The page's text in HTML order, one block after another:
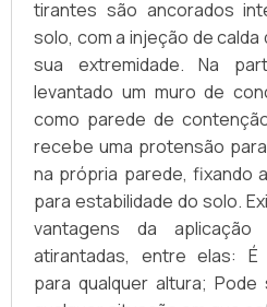
tirantes são ancorados
solo, com a injeção de calda
sua extremidade. Na
levantado um muro de
como parede de
recebe uma protensão
na própria parede, fixando
para estabilidade do solo.
vantagens da aplicação
atirantadas, entre elas: É
para qualquer altura;